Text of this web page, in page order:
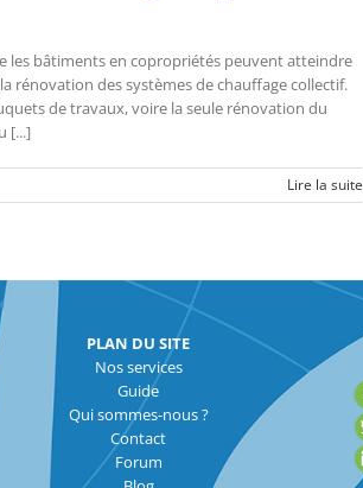
les bâtiments en copropriétés peuvent atteindre
rénovation des systèmes de chauffage collectif.
de travaux, voire la seule rénovation du
[...]
Lire la suite
PLAN DU SITE
Nos services
Guide
Qui sommes-nous ?
Contact
Forum